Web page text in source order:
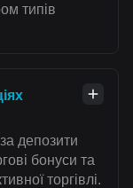
типів
депозити
бонуси та
торгівлі.